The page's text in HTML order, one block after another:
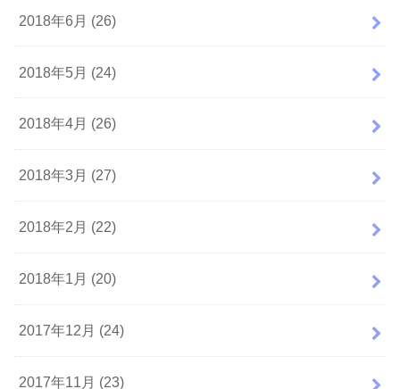
2018年6月 (26)
2018年5月 (24)
2018年4月 (26)
2018年3月 (27)
2018年2月 (22)
2018年1月 (20)
2017年12月 (24)
2017年11月 (23)